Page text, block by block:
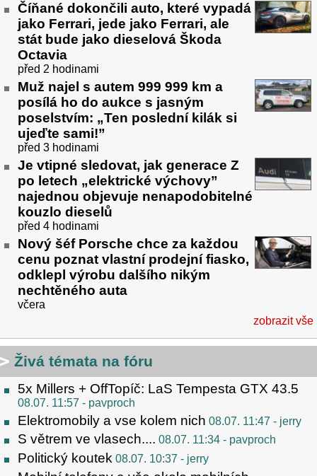
Číňané dokončili auto, které vypadá
jako Ferrari, jede jako Ferrari, ale
stát bude jako dieselová Škoda
Octavia
před 2 hodinami
Muž najel s autem 999 999 km a
posílá ho do aukce s jasným
poselstvím: „Ten poslední kilák si
ujeďte sami!”
před 3 hodinami
Je vtipné sledovat, jak generace Z
po letech „elektrické výchovy”
najednou objevuje nenapodobitelné
kouzlo dieselů
před 4 hodinami
Nový šéf Porsche chce za každou
cenu poznat vlastní prodejní fiasko,
odklepl výrobu dalšího nikým
nechtěného auta
včera
zobrazit vše
Živá témata na fóru
5x Millers + OffTopíč: LaS Tempesta GTX 43.5
08.07. 11:57 - pavproch
Elektromobily a vse kolem nich 08.07. 11:47 - jerry
S větrem ve vlasech.... 08.07. 11:34 - pavproch
Politický koutek 08.07. 10:37 - jerry